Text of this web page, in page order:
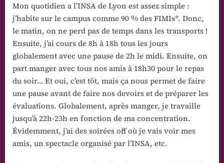
Mon quotidien a l’INSA de Lyon est assez simple :
j’habite sur le campus comme 90 % des FIMIs*. Donc,
le matin, on ne perd pas de temps dans les transports !
Ensuite, j’ai cours de 8h à 18h tous les jours
globalement avec une pause de 2h le midi. Ensuite, on
part manger avec tous nos amis à 18h30 pour le repas
du soir… Et oui, c’est tôt, mais ça nous permet de faire
une pause avant de faire nos devoirs et de préparer les
évaluations. Globalement, après manger, je travaille
jusqu’à 22h-23h en fonction de ma concentration.
Évidemment, j’ai des soirées off où je vais voir mes
amis, un spectacle organisé par l’INSA, etc.